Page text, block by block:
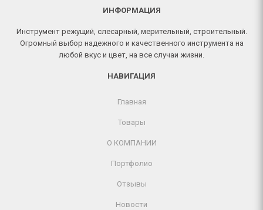
ИНФОРМАЦИЯ
Инструмент режущий, слесарный, мерительный, строительный.
Огромный выбор надежного и качественного инструмента на
любой вкус и цвет, на все случаи жизни.
НАВИГАЦИЯ
Главная
Товары
О КОМПАНИИ
Портфолио
Отзывы
Новости